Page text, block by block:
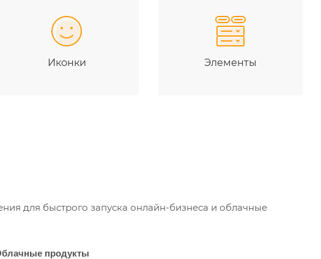
Иконки Элементы
для быстрого запуска онлайн-бизнеса и облачные
продукты